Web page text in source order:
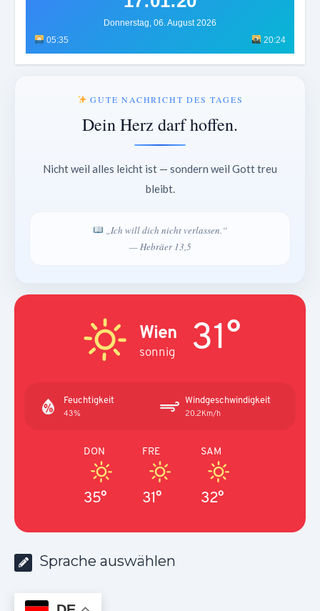
Donnerstag, 06. August 2026
05:35
20:24
GUTE NACHRICHT DES TAGES
Dein Herz darf hoffen.
Nicht weil alles leicht ist — sondern weil Gott treu
bleibt.
„Ich will dich nicht verlassen.“
— Hebräer 13,5
Wien
sonnig 31°
Feuchtigkeit
43%
Windgeschwindigkeit
20.2Km/h
DON
35°
FRE
31°
SAM
32°
Sprache auswählen